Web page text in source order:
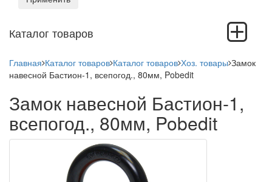
Каталог товаров
Toggle
navigation
Главная Каталог товаров Каталог товаров Хоз. товары Замок
навесной Бастион-1, всепогод., 80мм, Pobedit
Замок навесной Бастион-1,
всепогод., 80мм, Pobedit